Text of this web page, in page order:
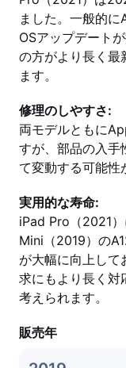
ました。一般的
OSアップデート
の方がより長く最
ます。
修理のしやすさ:
両モデルともに
すが、部品の入手
て変動する可能性
実用的な寿命:
iPad Pro（2021
Mini（2019）の
が大幅に向上して
求にもより長く対
考えられます。
販売年